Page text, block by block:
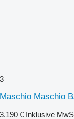
3
Maschio Maschio
3.190 € Inklusive